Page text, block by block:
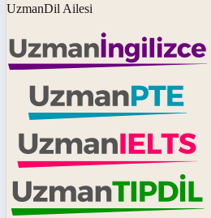
UzmanDil Ailesi